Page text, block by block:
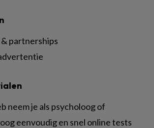
neem je als psycholoog of
eenvoudig en snel online tests
partnerships